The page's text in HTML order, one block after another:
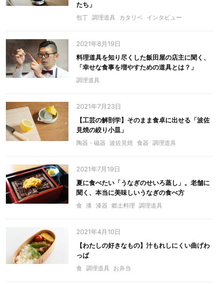
たち」
包丁 調理道具 カタリベ インタビュー
2021年8月19日
料理道具を知り尽くした飯田屋の店主に聞く、
「幸せな食事を増やすための道具とは？」
調理道具
2021年7月23日
【工芸の解剖学】そのまま食卓に出せる「波佐
見焼の絞り小皿」
陶器・磁器 波佐見焼 食器 調理道具
2021年7月19日
夏に食べたい「うなぎのせいろ蒸し」。老舗に
聞く、本当に美味しいうなぎの食べ方
食 漆 漆器 郷土料理 調理道具
2021年4月10日
【わたしの好きなもの】汁もれしにくい曲げわ
っぱ
食 調理道具 お弁当